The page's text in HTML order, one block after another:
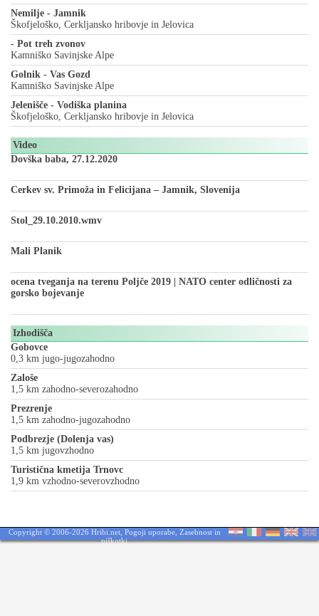
Nemilje - Jamnik
Škofjeloško, Cerkljansko hribovje in Jelovica
- Pot treh zvonov
Kamniško Savinjske Alpe
Golnik - Vas Gozd
Kamniško Savinjske Alpe
Jelenišče - Vodiška planina
Škofjeloško, Cerkljansko hribovje in Jelovica
Video
Dovška baba, 27.12.2020
Cerkev sv. Primoža in Felicijana – Jamnik, Slovenija
Stol_29.10.2010.wmv
Mali Planik
ocena tveganja na terenu Poljče 2019 | NATO center odličnosti za
gorsko bojevanje
Izhodišča
Gobovce
0,3 km jugo-jugozahodno
Zaloše
1,5 km zahodno-severozahodno
Prezrenje
1,5 km zahodno-jugozahodno
Podbrezje (Dolenja vas)
1,5 km jugovzhodno
Turistična kmetija Trnovc
1,9 km vzhodno-severovzhodno
Copyright © 2006-2026 Hribi.net, Pogoji uporabe, Zasebnost in
piškotki